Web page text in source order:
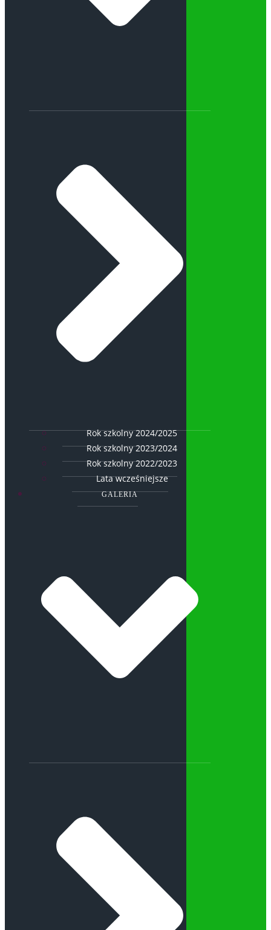
Rok szkolny 2024/2025
Rok szkolny 2023/2024
Rok szkolny 2022/2023
Lata wcześniejsze
GALERIA